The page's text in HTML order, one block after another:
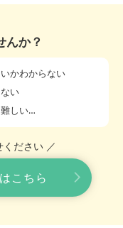
んか？
かわからない
い
しい…
ださい ／
こちら